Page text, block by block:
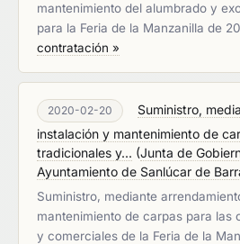
mantenimiento del alumbrado y
para la Feria de la Manzanilla de
contratación »
2020-02-20
Suministro,
instalación y mantenimiento de
tradicionales y... (Junta de
Ayuntamiento de Sanlúcar de
Suministro, mediante
mantenimiento de carpas para las
y comerciales de la Feria de la